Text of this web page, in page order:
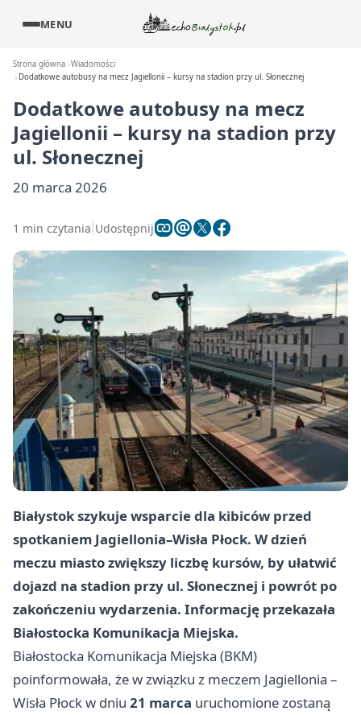
MENU
Strona główna Wiadomości
Dodatkowe autobusy na mecz Jagiellonii – kursy na stadion przy ul. Słonecznej
Dodatkowe autobusy na mecz
Jagiellonii – kursy na stadion przy
ul. Słonecznej
20 marca 2026
1 min czytania Udostępnij
Białystok szykuje wsparcie dla kibiców przed
spotkaniem Jagiellonia–Wisła Płock. W dzień
meczu miasto zwiększy liczbę kursów, by ułatwić
dojazd na stadion przy ul. Słonecznej i powrót po
zakończeniu wydarzenia. Informację przekazała
Białostocka Komunikacja Miejska.
Białostocka Komunikacja Miejska (BKM)
poinformowała, że w związku z meczem Jagiellonia –
Wisła Płockw dniu 21 marca uruchomione zostaną